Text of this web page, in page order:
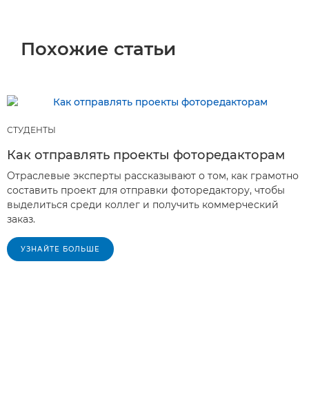
Похожие статьи
СТУДЕНТЫ
Как отправлять проекты фоторедакторам
Отраслевые эксперты рассказывают о том, как грамотно
составить проект для отправки фоторедактору, чтобы
выделиться среди коллег и получить коммерческий
заказ.
УЗНАЙТЕ БОЛЬШЕ